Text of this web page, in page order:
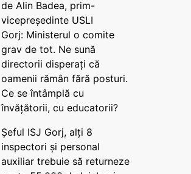
de Alin Badea, prim-
vicepreședinte USLI
Gorj: Ministerul o comite
grav de tot. Ne sună
directorii disperați că
oamenii rămân fără posturi.
Ce se întâmplă cu
învățătorii, cu educatorii?
Șeful ISJ Gorj, alți 8
inspectori și personal
auxiliar trebuie să returneze